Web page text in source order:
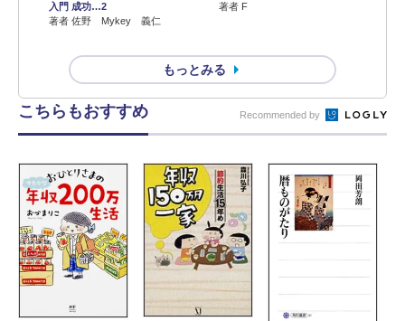
入門 成功…2
著者 佐野 Mykey 義仁
著者 F
もっとみる
こちらもおすすめ Recommended by